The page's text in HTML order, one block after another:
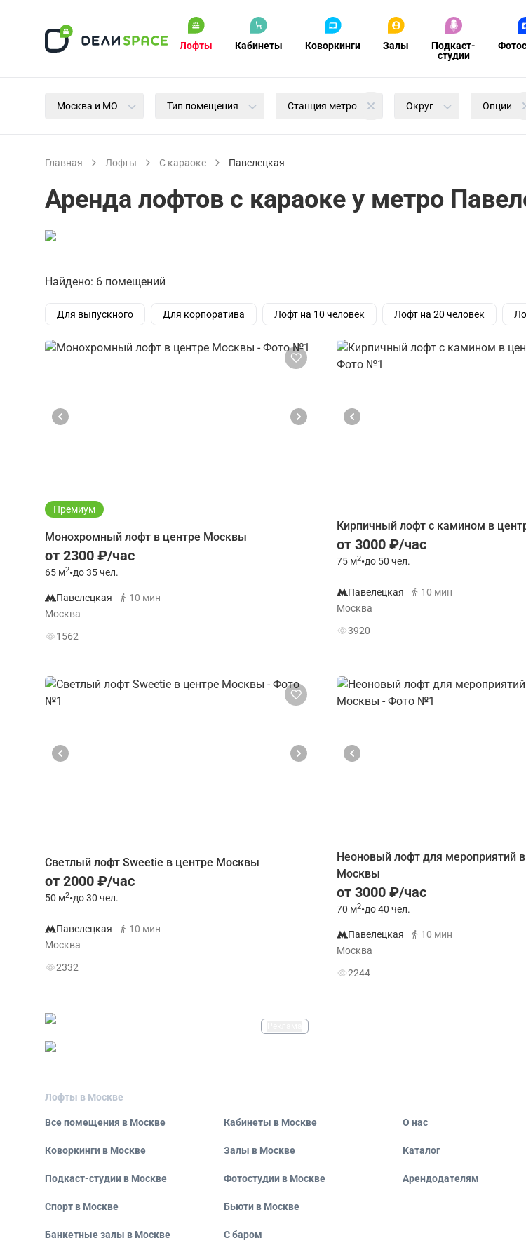
Лофты Кабинеты Коворкинги Залы
Подкаст-
студии
Москва и МО Тип помещения Станция метро Округ Опции
Главная Лофты С караоке Павелецкая
Аренда лофтов с караоке у метро
Найдено: 6 помещений
Для выпускного Для корпоратива Лофт на 10 человек Лофт на 20 человек
Премиум
Монохромный лофт в центре Москвы
от 2300 ₽/час
65 м2•до 35 чел.
Павелецкая
10 мин
Москва
1562
Кирпичный лофт с камином в
от 3000 ₽/час
75 м2•до 50 чел.
Павелецкая
10 мин
Москва
3920
Светлый лофт Sweetie в центре Москвы
от 2000 ₽/час
50 м2•до 30 чел.
Павелецкая
10 мин
Москва
2332
Неоновый лофт для мероприятий
Москвы
от 3000 ₽/час
70 м2•до 40 чел.
Павелецкая
10 мин
Москва
2244
Лофты в Москве
Все помещения в Москве Кабинеты в Москве
Коворкинги в Москве Залы в Москве
Подкаст-студии в Москве Фотостудии в Москве
Спорт в Москве Бьюти в Москве
Банкетные залы в Москве С баром
О нас
Каталог
Арендодателям